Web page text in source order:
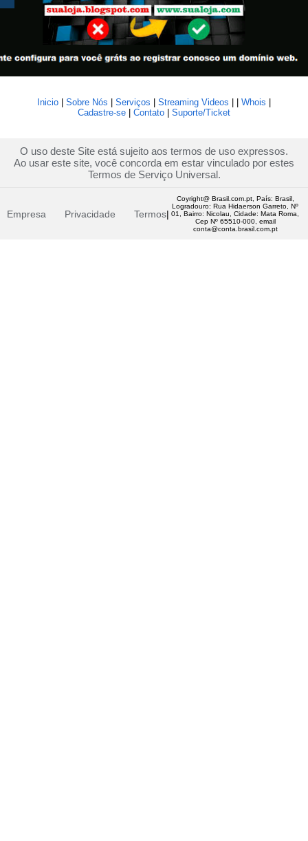
Inicio Sobre Nós Serviços Streaming Videos Whois
Cadastre-se
Contato Suporte/Ticket
O uso deste Site está sujeito aos termos de uso expressos.
Ao usar este site, você concorda em estar vinculado por estes
Termos de Serviço Universal.
Empresa Privacidade Termos|
Coyright@ Brasil.com.pt, País: Brasil,
Logradouro: Rua Hidaerson Garreto, Nº
01, Bairro: Nicolau, Cidade: Mata Roma,
Cep Nº 65510-000, email
conta@conta.brasil.com.pt